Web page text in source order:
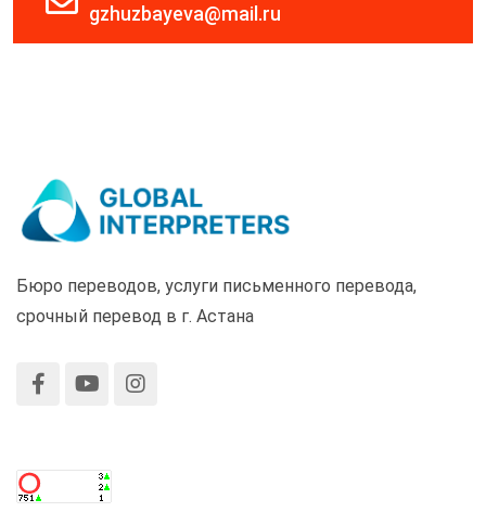
gzhuzbayeva@mail.ru
Бюро переводов, услуги письменного перевода,
срочный перевод в г. Астана